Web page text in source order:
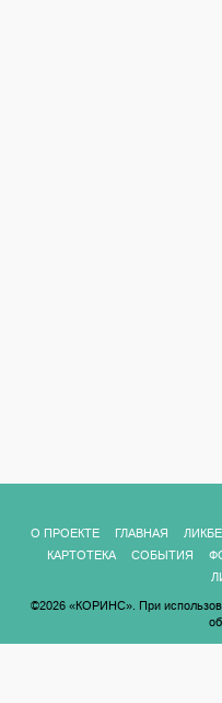
О ПРОЕКТЕ ГЛАВНАЯ
КАРТОТЕКА
СОБЫТИЯ
©2026 «КОРИНС». При